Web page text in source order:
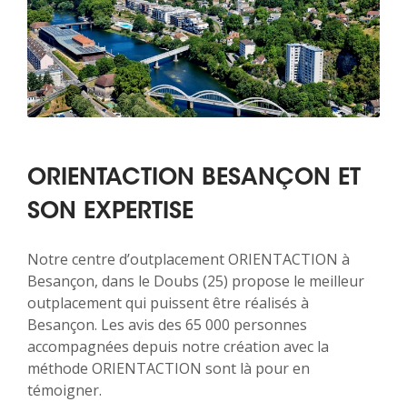
ORIENTACTION BESANÇON ET
SON EXPERTISE
Notre centre d’outplacement ORIENTACTION à
Besançon, dans le Doubs (25) propose le meilleur
outplacement qui puissent être réalisés à
Besançon. Les avis des 65 000 personnes
accompagnées depuis notre création avec la
méthode ORIENTACTION sont là pour en
témoigner.